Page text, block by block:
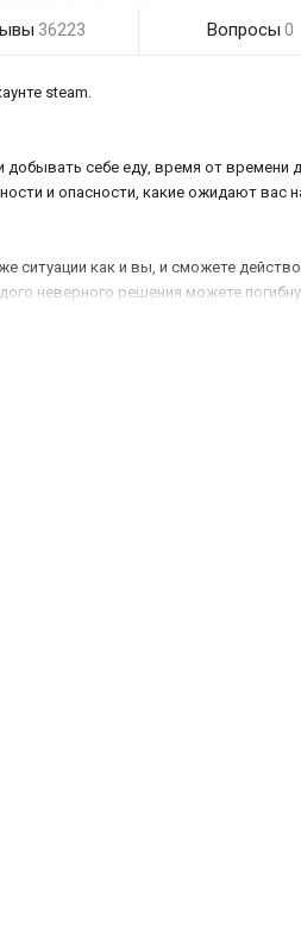
36223 Вопросы 0
steam.
себе еду, время от времени
и опасности, какие ожидают вас
ситуации как и вы, и сможете
неверного решения можете